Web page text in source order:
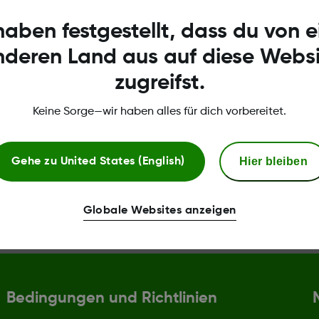
Sie weitere
Bedingungen und Richtlinien
festgestellt, dass du von
Land aus auf diese
zugreifst.
Keine Sorge—wir haben alles für dich vorbereitet.
Gehe zu United States (English) Hier bleiben
Globale Websites anzeigen